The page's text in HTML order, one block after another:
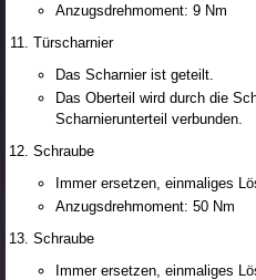
Anzugsdrehmoment: 9 Nm
Türscharnier
Das Scharnier ist geteilt.
Das Oberteil wird durch die
Scharnierunterteil verbunden.
Schraube
Immer ersetzen, einmaliges
Anzugsdrehmoment: 50 Nm
Schraube
Immer ersetzen, einmaliges